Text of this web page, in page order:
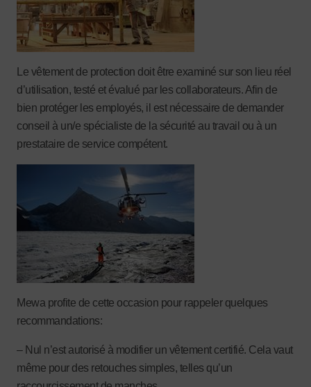
Le vêtement de protection doit être examiné sur son lieu réel
d’utilisation, testé et évalué par les collaborateurs. Afin de
bien protéger les employés, il est nécessaire de demander
conseil à un/e spécialiste de la sécurité au travail ou à un
prestataire de service compétent.
Mewa profite de cette occasion pour rappeler quelques
recommandations:
– Nul n’est autorisé à modifier un vêtement certifié. Cela vaut
même pour des retouches simples, telles qu’un